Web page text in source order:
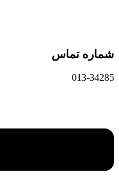
شماره تماس
013-34285